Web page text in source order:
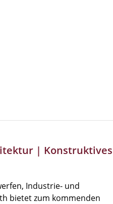
| Konstruktives
Industrie- und
bietet zum kommenden